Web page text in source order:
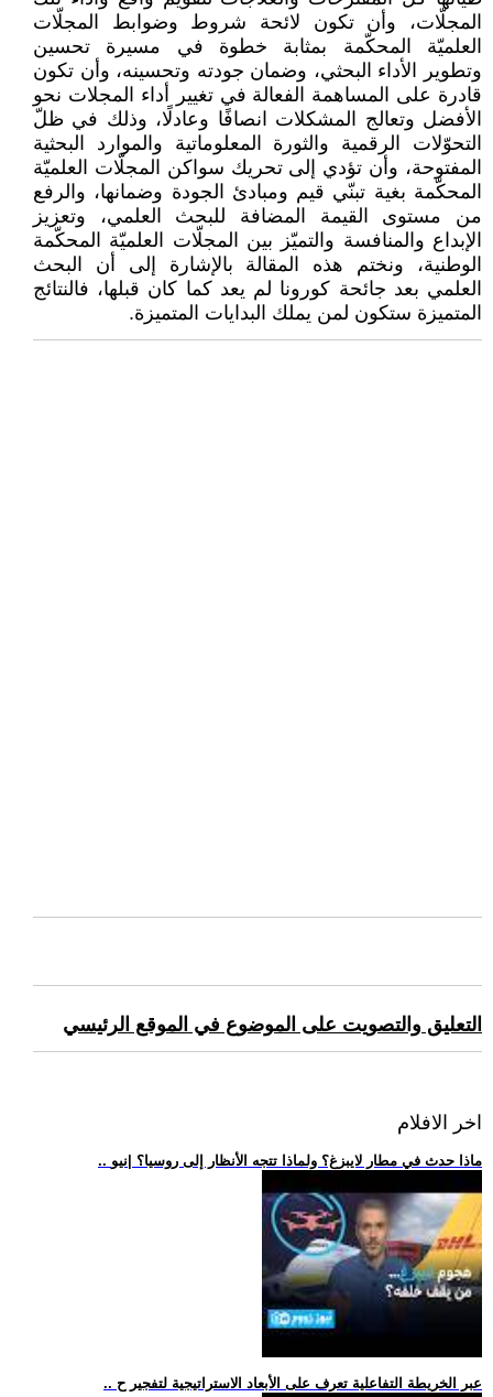
المجلّات، وأن تكون لائحة شروط وضوابط المجلّات
العلميّة المحكّمة بمثابة خطوة في مسيرة تحسين
وتطوير الأداء البحثي، وضمان جودته وتحسينه، وأن تكون
قادرة على المساهمة الفعالة في تغيير أداء المجلات نحو
الأفضل وتعالج المشكلات انصافًا وعادلًا، وذلك في ظلّ
التحوّلات الرقمية والثورة المعلوماتية والموارد البحثية
المفتوحة، وأن تؤدي إلى تحريك سواكن المجلّات العلميّة
المحكّمة بغية تبنّي قيم ومبادئ الجودة وضمانها، والرفع
من مستوى القيمة المضافة للبحث العلمي، وتعزيز
الإبداع والمنافسة والتميّز بين المجلّات العلميّة المحكّمة
الوطنية، ونختم هذه المقالة بالإشارة إلى أن البحث
العلمي بعد جائحة كورونا لم يعد كما كان قبلها، فالنتائج
المتميزة ستكون لمن يملك البدايات المتميزة.
التعليق والتصويت على الموضوع في الموقع الرئيسي
اخر الافلام
.. ماذا حدث في مطار لايبزغ؟ ولماذا تتجه الأنظار إلى روسيا؟ |نيو
.. عبر الخريطة التفاعلية تعرف على الأبعاد الاستراتيجية لتفجير ح